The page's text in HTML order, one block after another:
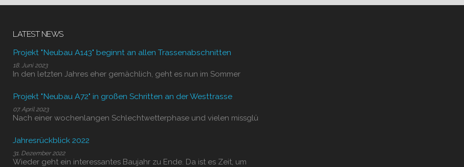
LATEST NEWS
Projekt "Neubau A143" beginnt an allen Trassenabschnitten
18. Juni 2023
In den letzten Jahres eher gemächlich, geht es nun im Sommer
Projekt "Neubau A72" in großen Schritten an der Westtrasse
07. April 2023
Nach einer wochenlangen Schlechtwetterphase und vielen missglü
Jahresrückblick 2022
31. Dezember 2022
Wieder geht ein interessantes Baujahr zu Ende. Da ist es Zeit, um